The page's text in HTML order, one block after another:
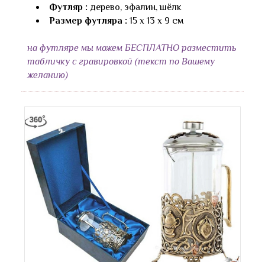
Футляр : дерево, эфалин, шёлк
Размер футляра : 15 х 13 х 9 см
на футляре мы можем БЕСПЛАТНО разместить
табличку с гравировкой (текст по Вашему
желанию)